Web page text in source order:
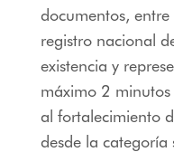
documentos,
registro nacional
existencia y
máximo 2
al fortalecimiento
desde la categoría